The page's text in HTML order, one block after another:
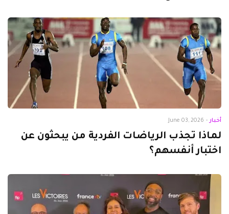
أخبار -
June 03, 2026
لماذا تجذب الرياضات الفردية من يبحثون عن
اختبار أنفسهم؟